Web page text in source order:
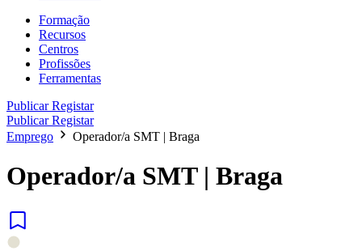
Formação
Recursos
Centros
Profissões
Ferramentas
PublicarRegistar
PublicarRegistar
Emprego
Operador/a SMT | Braga
Operador/a SMT | Braga